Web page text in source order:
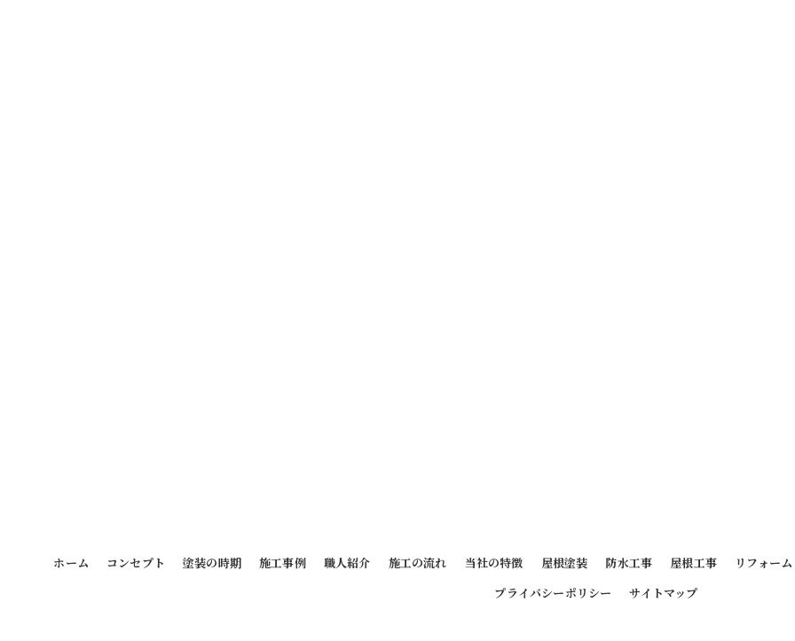
ホーム コンセプト 塗装の時期 施工事例 職人紹介 施工の流れ 当社の特徴 屋根塗装 防水工事 屋根工事
リフォーム
プライバシーポリシー
サイトマップ